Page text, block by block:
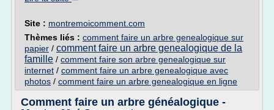
Site : montremoicomment.com
Thèmes liés : comment faire un arbre genealogique sur
papier / comment faire un arbre genealogique de la
famille / comment faire son arbre genealogique sur
internet / comment faire un arbre genealogique avec
photos / comment faire un arbre genealogique en ligne
Comment faire un arbre généalogique -